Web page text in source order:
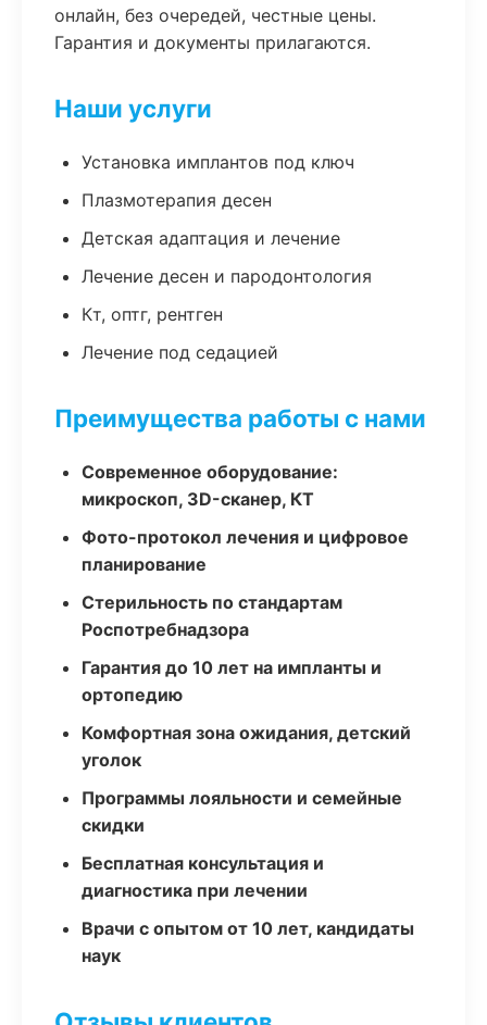
онлайн, без очередей, честные цены.
Гарантия и документы прилагаются.
Наши услуги
Установка имплантов под ключ
Плазмотерапия десен
Детская адаптация и лечение
Лечение десен и пародонтология
Кт, оптг, рентген
Лечение под седацией
Преимущества работы с нами
Современное оборудование:
микроскоп, 3D-сканер, КТ
Фото-протокол лечения и цифровое
планирование
Стерильность по стандартам
Роспотребнадзора
Гарантия до 10 лет на импланты и
ортопедию
Комфортная зона ожидания, детский
уголок
Программы лояльности и семейные
скидки
Бесплатная консультация и
диагностика при лечении
Врачи с опытом от 10 лет, кандидаты
наук